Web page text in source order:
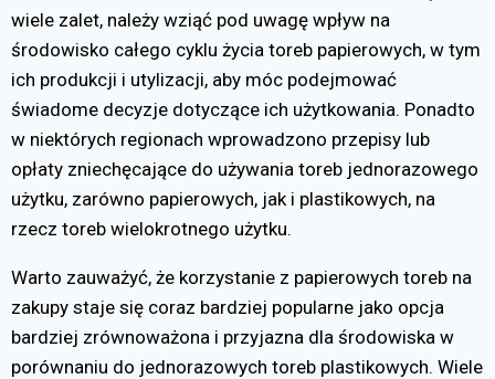
wiele zalet, należy wziąć pod uwagę wpływ na
środowisko całego cyklu życia toreb papierowych, w tym
ich produkcji i utylizacji, aby móc podejmować
świadome decyzje dotyczące ich użytkowania. Ponadto
w niektórych regionach wprowadzono przepisy lub
opłaty zniechęcające do używania toreb jednorazowego
użytku, zarówno papierowych, jak i plastikowych, na
rzecz toreb wielokrotnego użytku.
Warto zauważyć, że korzystanie z papierowych toreb na
zakupy staje się coraz bardziej popularne jako opcja
bardziej zrównoważona i przyjazna dla środowiska w
porównaniu do jednorazowych toreb plastikowych. Wiele